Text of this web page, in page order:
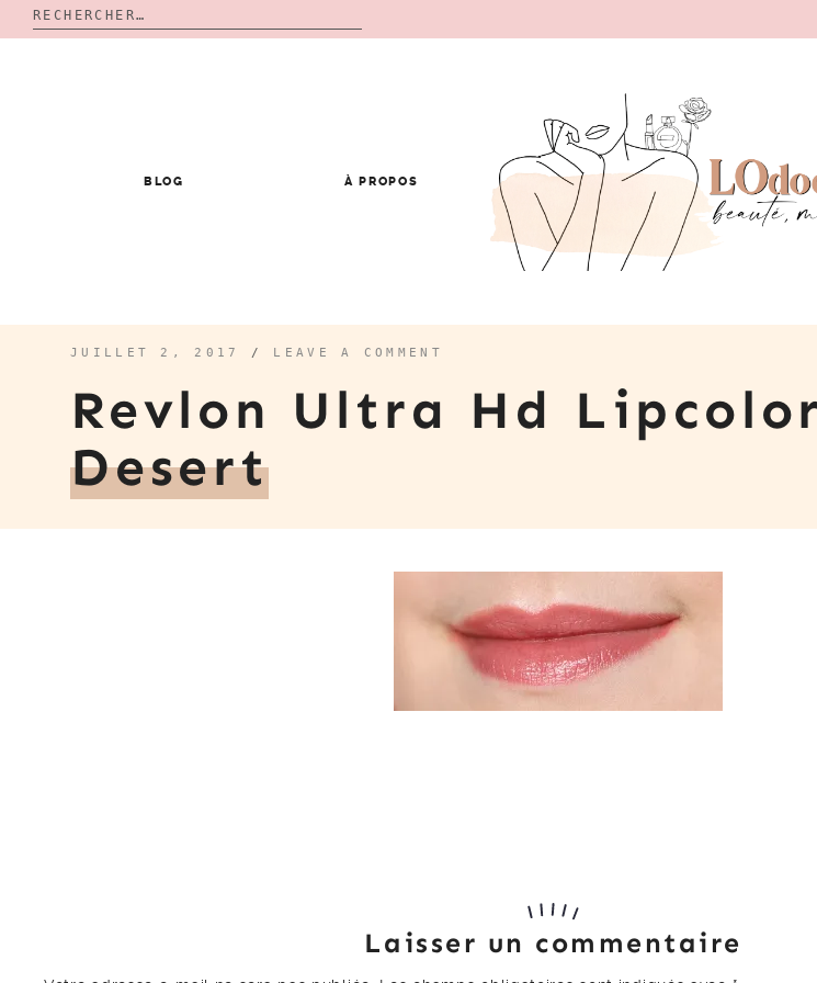
Rechercher :
BLOG À PROPOS
JUILLET 2, 2017 / LEAVE A COMMENT
Revlon Ultra Hd
Desert
Laisser un commentaire